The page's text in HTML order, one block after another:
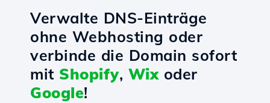
Verwalte DNS-Einträge
ohne Webhosting oder
verbinde die Domain sofort
mit Shopify, Wixoder
Google!